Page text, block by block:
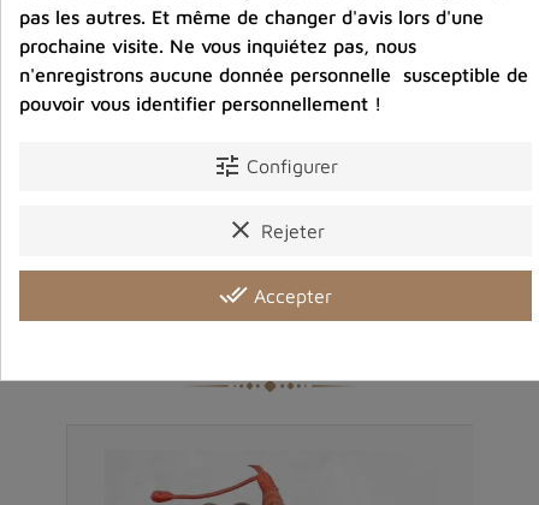
favorite_border
Prix
shopping_cart  favorite_border
pas les autres. Et même de changer d'avis lors d'une
prochaine visite. Ne vous inquiétez pas, nous
n'enregistrons aucune donnée personnelle susceptible de
pouvoir vous identifier personnellement !
tune Configurer
clear Rejeter
done_all Accepter